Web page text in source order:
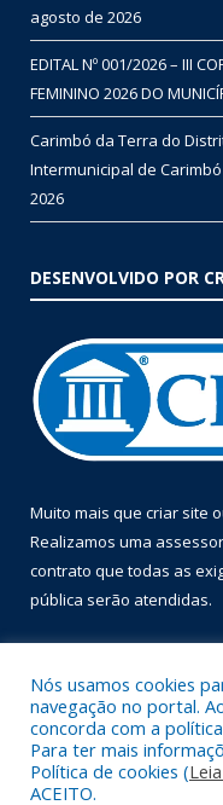
agosto de 2026
EDITAL Nº 001/2026 – III
FEMININO 2026 DO
Carimbó da Terra do
Intermunicipal de
2026
DESENVOLVIDO POR
Muito mais que criar site
Realizamos uma
contrato que todas as
pública serão atendidas.
Todos os direitos
Nós usamos cookies
navegação no portal.
concorda com a
Para ter mais
Política de cookies (
ACEITO.